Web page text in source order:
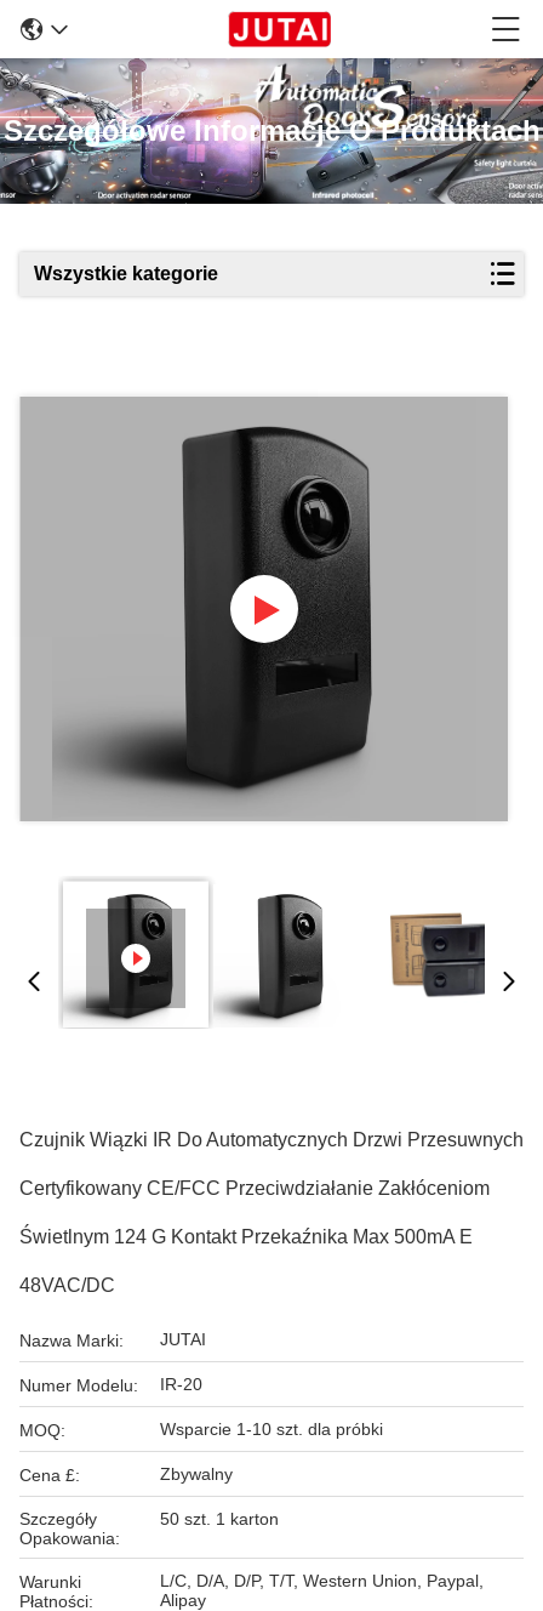
Szczegółowe Informacje O Produktach
Wszystkie kategorie
Czujnik Wiązki IR Do Automatycznych Drzwi Przesuwnych
Certyfikowany CE/FCC Przeciwdziałanie Zakłóceniom
Świetlnym 124 G Kontakt Przekaźnika Max 500mA E
48VAC/DC
Nazwa Marki: JUTAI
Numer Modelu: IR-20
MOQ: Wsparcie 1-10 szt. dla próbki
Cena £: Zbywalny
Szczegóły
Opakowania:
50 szt. 1 karton
Warunki
Płatności:
L/C, D/A, D/P, T/T, Western Union, Paypal,
Alipay